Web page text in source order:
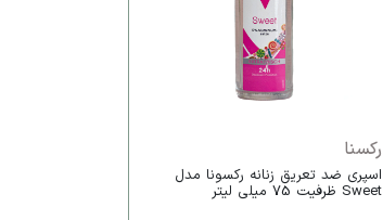
رکسنا
اسپری ضد تعریق زنانه رکسونا مدل
Sweet ظرفیت 75 میلی لیتر